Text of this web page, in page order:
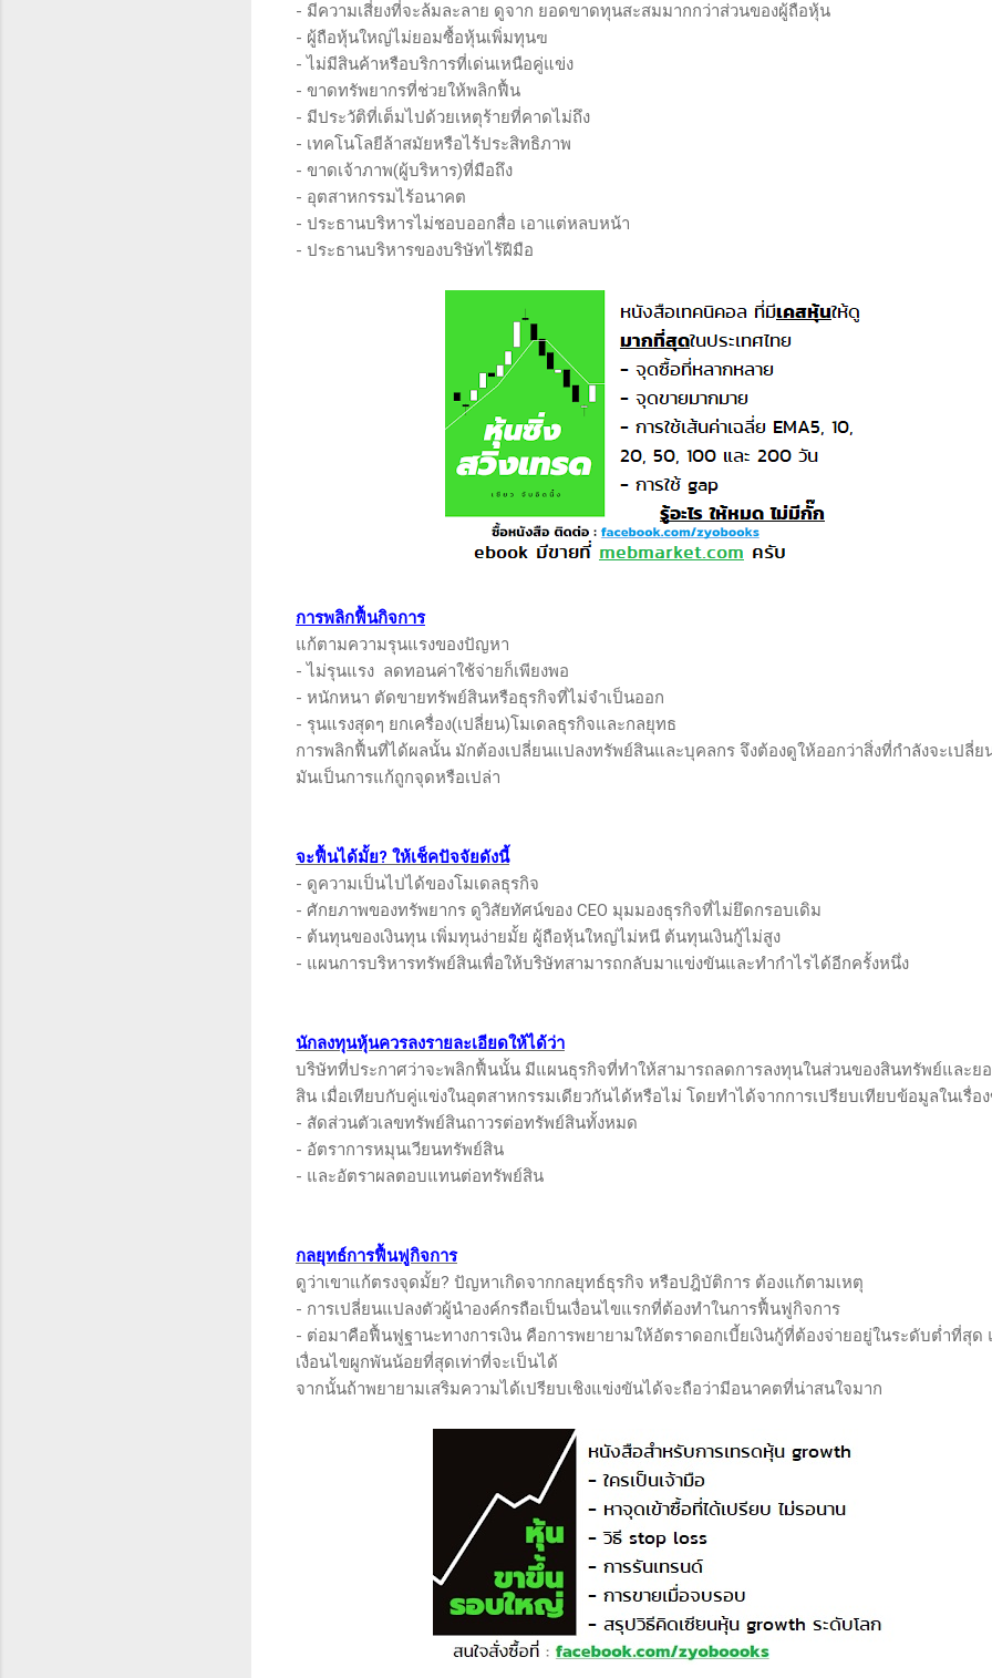
- มีความเสี่ยงที่จะล้มละลาย ดูจาก ยอดขาดทุนสะสมมากกว่าส่วนของผู้ถือหุ้น
- ผู้ถือหุ้นใหญ่ไม่ยอมซื้อหุ้นเพิ่มทุนฃ
- ไม่มีสินค้าหรือบริการที่เด่นเหนือคู่แข่ง
- ขาดทรัพยากรที่ช่วยให้พลิกฟื้น
- มีประวัติที่เต็มไปด้วยเหตุร้ายที่คาดไม่ถึง
- เทคโนโลยีล้าสมัยหรือไร้ประสิทธิภาพ
- ขาดเจ้าภาพ(ผู้บริหาร)ที่มือถึง
- อุตสาหกรรมไร้อนาคต
- ประธานบริหารไม่ชอบออกสื่อ เอาแต่หลบหน้า
- ประธานบริหารของบริษัทไร้ฝีมือ
การพลิกฟื้นกิจการ
แก้ตามความรุนแรงของปัญหา
- ไม่รุนแรง ลดทอนค่าใช้จ่ายก็เพียงพอ
- หนักหนา ตัดขายทรัพย์สินหรือธุรกิจที่ไม่จำเป็นออก
- รุนแรงสุดๆ ยกเครื่อง(เปลี่ยน)โมเดลธุรกิจและกลยุทธ
การพลิกฟื้นที่ได้ผลนั้น มักต้องเปลี่ยนแปลงทรัพย์สินและบุคลกร จึงต้องดูให้ออกว่าสิ่งที่กำลังจะเปลี่ย
มันเป็นการแก้ถูกจุดหรือเปล่า
จะฟื้นได้มั้ย? ให้เช็คปัจจัยดังนี้
- ดูความเป็นไปได้ของโมเดลธุรกิจ
- ศักยภาพของทรัพยากร ดูวิสัยทัศน์ของ CEO มุมมองธุรกิจที่ไม่ยึดกรอบเดิม
- ต้นทุนของเงินทุน เพิ่มทุนง่ายมั้ย ผู้ถือหุ้นใหญ่ไม่หนี ต้นทุนเงินกู้ไม่สูง
- แผนการบริหารทรัพย์สินเพื่อให้บริษัทสามารถกลับมาแข่งขันและทำกำไรได้อีกครั้งหนึ่ง
นักลงทุนหุ้นควรลงรายละเอียดให้ได้ว่า
บริษัทที่ประกาศว่าจะพลิกฟื้นนั้น มีแผนธุรกิจที่ทำให้สามารถลดการลงทุนในส่วนของสินทรัพย์และย
สิน เมื่อเทียบกับคู่แข่งในอุตสาหกรรมเดียวกันได้หรือไม่ โดยทำได้จากการเปรียบเทียบข้อมูลในเรื่อ
- สัดส่วนตัวเลขทรัพย์สินถาวรต่อทรัพย์สินทั้งหมด
- อัตราการหมุนเวียนทรัพย์สิน
- และอัตราผลตอบแทนต่อทรัพย์สิน
กลยุทธ์การฟื้นฟูกิจการ
ดูว่าเขาแก้ตรงจุดมั้ย? ปัญหาเกิดจากกลยุทธ์ธุรกิจ หรือปฎิบัติการ ต้องแก้ตามเหตุ
- การเปลี่ยนแปลงตัวผู้นำองค์กรถือเป็นเงื่อนไขแรกที่ต้องทำในการฟื้นฟูกิจการ
- ต่อมาคือฟื้นฟูฐานะทางการเงิน คือการพยายามให้อัตราดอกเบี้ยเงินกู้ที่ต้องจ่ายอยู่ในระดับต่ำที่สุด
เงื่อนไขผูกพันน้อยที่สุดเท่าที่จะเป็นได้
จากนั้นถ้าพยายามเสริมความได้เปรียบเชิงแข่งขันได้จะถือว่ามีอนาคตที่น่าสนใจมาก